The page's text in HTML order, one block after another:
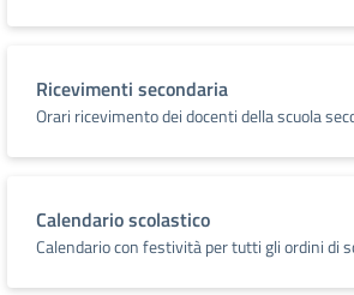
Ricevimenti secondaria
Orari ricevimento dei docenti della scuola
Calendario scolastico
Calendario con festività per tutti gli ordini di